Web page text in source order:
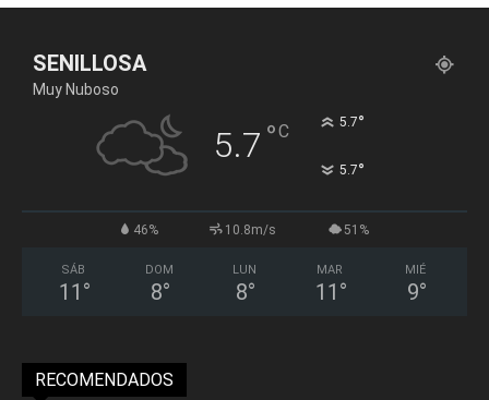
SENILLOSA
Muy Nuboso
5.7 °C 5.7°
5.7°
46% 10.8m/s 51%
SÁB
11 °
DOM
8°
LUN
8°
MAR
11 °
MIÉ
9°
RECOMENDADOS